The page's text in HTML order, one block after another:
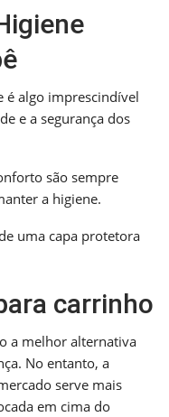
é algo imprescindível
e a segurança dos
são sempre
a higiene.
uma capa protetora
carrinho
a melhor alternativa
No entanto, a
serve mais
em cima do